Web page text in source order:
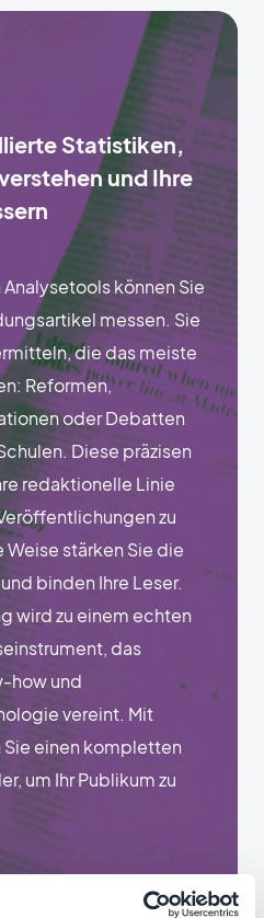
Statistiken,
und Ihre
können Sie
messen. Sie
die das meiste
Reformen,
oder Debatten
Diese präzisen
redaktionelle Linie
zu
stärken Sie die
binden Ihre Leser.
wird zu einem echten
das
how und
vereint. Mit
einen kompletten
um Ihr Publikum zu